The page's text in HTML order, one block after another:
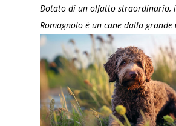
Dotato di un olfatto straordinario,
Romagnolo è un cane dalla